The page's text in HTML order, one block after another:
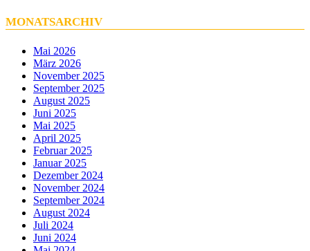
MONATSARCHIV
Mai 2026
März 2026
November 2025
September 2025
August 2025
Juni 2025
Mai 2025
April 2025
Februar 2025
Januar 2025
Dezember 2024
November 2024
September 2024
August 2024
Juli 2024
Juni 2024